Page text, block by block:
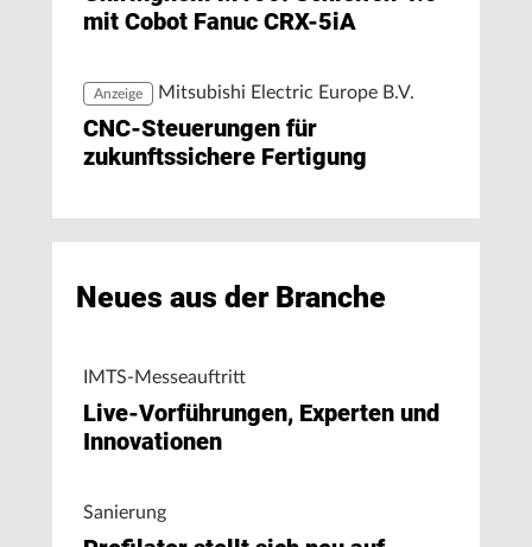
mit Cobot Fanuc CRX-5iA
Anzeige Mitsubishi Electric Europe B.V.
CNC-Steuerungen für
zukunftssichere Fertigung
Neues aus der Branche
IMTS-Messeauftritt
Live-Vorführungen, Experten und
Innovationen
Sanierung